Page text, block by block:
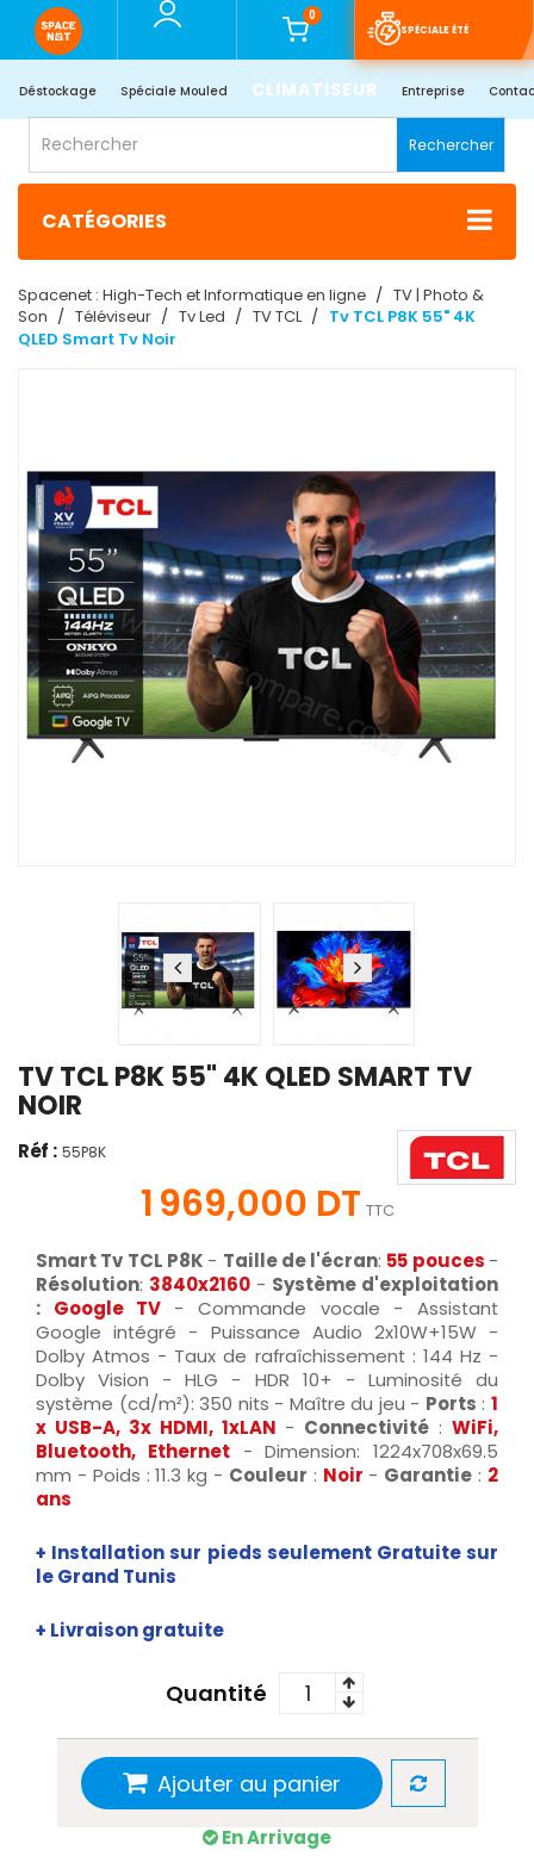
0
SPÉCIALE ÉTÉ
Déstockage Spéciale Mouled CLIMATISEUR Entreprise
Rechercher
CATÉGORIES
Spacenet : High-Tech et Informatique en ligne
TV | Photo &
Son
Téléviseur Tv Led TV TCL
Tv TCL P8K 55" 4K
QLED Smart Tv Noir
TV TCL P8K 55" 4K QLED SMART TV
NOIR
Réf : 55P8K
1 969,000 DT TTC
Smart Tv TCL P8K - Taille de l'écran: 55 pouces -
Résolution: 3840x2160 - Système d'exploitation
: Google TV - Commande vocale - Assistant
Google intégré - Puissance Audio 2x10W+15W -
Dolby Atmos - Taux de rafraîchissement : 144 Hz -
Dolby Vision - HLG - HDR 10+ - Luminosité du
système (cd/m²): 350 nits - Maître du jeu - Ports :1
x USB-A, 3x HDMI, 1xLAN - Connectivité : WiFi,
Bluetooth, Ethernet- Dimension: 1224x708x69.5
mm - Poids : 11.3 kg - Couleur : Noir - Garantie : 2
ans
+ Installation sur pieds seulement Gratuite sur
le Grand Tunis
+ Livraison gratuite
Quantité
Ajouter au panier
En Arrivage